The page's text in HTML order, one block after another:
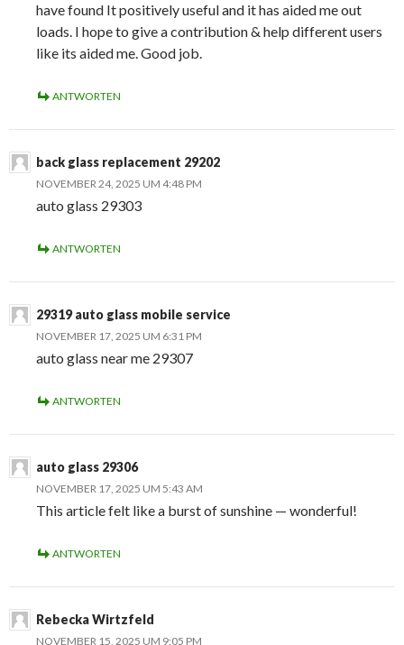
have found It positively useful and it has aided me out
loads. I hope to give a contribution & help different users
like its aided me. Good job.
ANTWORTEN
back glass replacement 29202
NOVEMBER 24, 2025 UM 4:48 PM
auto glass 29303
ANTWORTEN
29319 auto glass mobile service
NOVEMBER 17, 2025 UM 6:31 PM
auto glass near me 29307
ANTWORTEN
auto glass 29306
NOVEMBER 17, 2025 UM 5:43 AM
This article felt like a burst of sunshine — wonderful!
ANTWORTEN
Rebecka Wirtzfeld
NOVEMBER 15, 2025 UM 9:05 PM